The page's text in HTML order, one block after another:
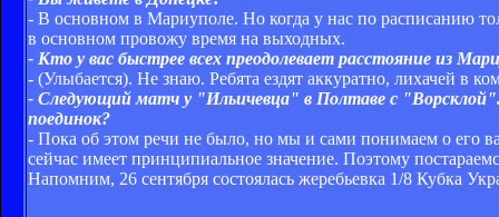
- В основном в Мариуполе. Но когда у нас по расписанию
в основном провожу время на выходных.
- Кто у вас быстрее всех преодолевает расстояние из
- (Улыбается). Не знаю. Ребята ездят аккуратно, лихачей в
- Следующий матч у "Ильичевца" в Полтаве с
поединок?
- Пока об этом речи не было, но мы и сами понимаем о его
сейчас имеет принципиальное значение. Поэтому
Напомним, 26 сентября состоялась жеребьевка 1/8 Кубка